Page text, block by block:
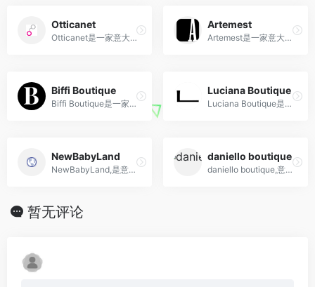
Otticanet
Otticanet是一家意大利眼镜品牌，提供全球知名眼镜品牌的高品质眼镜和太阳镜，以满足时尚和视力需求。
Artemest
Artemest是一家意大利的奢侈家居品牌和电商平台，专注于展示和销售来自意大利手工艺师和设计师的精美家居艺术品。
Biffi Boutique
Biffi Boutique是一家位于意大利的历史悠久、时尚前卫的精品店，以推广独立设计师品牌和提供独特时尚选择而备受赞誉。
Luciana Boutique
Luciana Boutique是一家以精心挑选的时装和配饰为特点的品牌，为现代女性带来独特的魅力和风格。
NewBabyLand
NewBabyLand,是意大利的第一家婴幼儿和孕妇用品的在线商店
daniello boutique
daniello boutique,意大利潮牌店
暂无评论